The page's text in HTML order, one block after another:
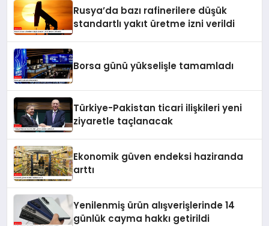
Rusya’da bazı rafinerilere düşük
standartlı yakıt üretme izni verildi
Borsa günü yükselişle tamamladı
Türkiye-Pakistan ticari ilişkileri yeni
ziyaretle taçlanacak
Ekonomik güven endeksi haziranda
arttı
Yenilenmiş ürün alışverişlerinde 14
günlük cayma hakkı getirildi